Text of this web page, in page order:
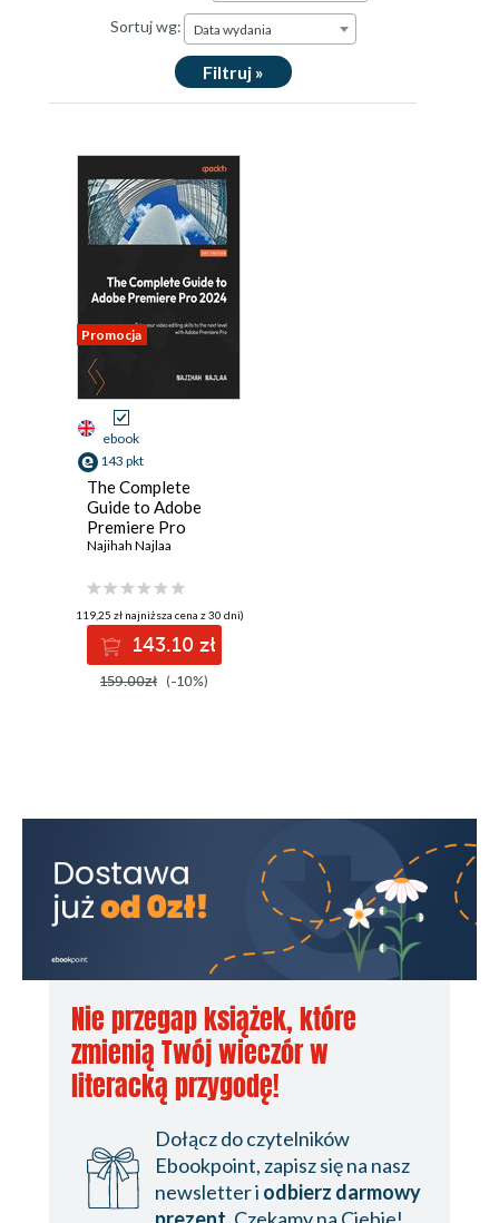
Sortuj wg: Data wydania
Filtruj »
Promocja
ebook
143 pkt
The Complete
Guide to Adobe
Premiere Pro
2025. Master
expert tips,
techniques, and
workflows
Najihah Najlaa
(119,25 zł najniższa cena z 30 dni)
143.10 zł
159.00zł (-10%)
Nie przegap książek, które
zmienią Twój wieczór w
literacką przygodę!
Dołącz do czytelników
Ebookpoint, zapisz się na nasz
newsletter i odbierz darmowy